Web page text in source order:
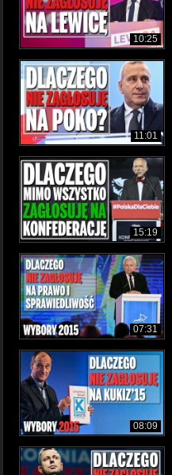
10:25
11:01
15:19
07:31
08:09